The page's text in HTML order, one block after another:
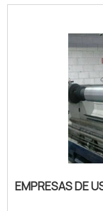
shores,
NO
Excelente
resiliência;
EMPRESAS DE